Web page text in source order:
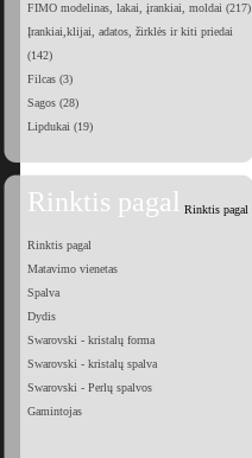
FIMO modelinas, lakai, įrankiai, moldai (217)
Įrankiai,klijai, adatos, žirklės ir kiti priedai
(142)
Filcas (3)
Sagos (28)
Lipdukai (19)
Rinktis pagal Rinktis pagal
Rinktis pagal
Matavimo vienetas
Spalva
Dydis
Swarovski - kristalų forma
Swarovski - kristalų spalva
Swarovski - Perlų spalvos
Gamintojas